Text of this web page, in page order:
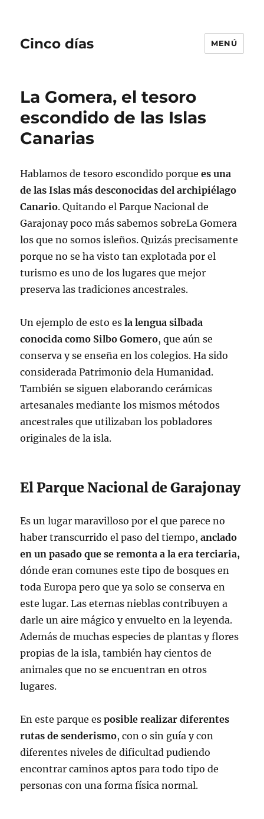
Cinco días MENÚ
La Gomera, el tesoro
escondido de las Islas
Canarias
Hablamos de tesoro escondido porquees una
de las Islas más desconocidas del archipiélago
Canario. Quitando el Parque Nacional de
Garajonay poco más sabemos sobreLa Gomera
los que no somos isleños. Quizás precisamente
porque no se ha visto tan explotada por el
turismo es uno de los lugares que mejor
preserva las tradiciones ancestrales.
Un ejemplo de esto es la lengua silbada
conocida como Silbo Gomero, que aún se
conserva y se enseña en los colegios. Ha sido
considerada Patrimonio dela Humanidad.
También se siguen elaborando cerámicas
artesanales mediante los mismos métodos
ancestrales que utilizaban los pobladores
originales de la isla.
El Parque Nacional de Garajonay
Es un lugar maravilloso por el que parece no
haber transcurrido el paso del tiempo,anclado
en un pasado que se remonta a la era terciaria,
dónde eran comunes este tipo de bosques en
toda Europa pero que ya solo se conserva en
este lugar. Las eternas nieblas contribuyen a
darle un aire mágico y envuelto en la leyenda.
Además de muchas especies de plantas y flores
propias de la isla, también hay cientos de
animales que no se encuentran en otros
lugares.
En este parque esposible realizar diferentes
rutas de senderismo, con o sin guía y con
diferentes niveles de dificultad pudiendo
encontrar caminos aptos para todo tipo de
personas con una forma física normal.